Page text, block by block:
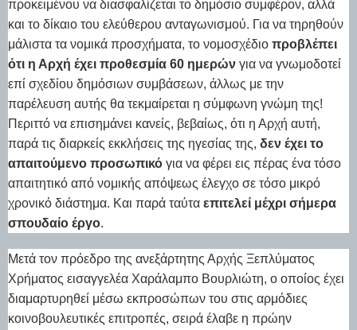
προκειμένου να διασφαλίζεται το δημόσιο συμφέρον, αλλά
και το δίκαιο του ελεύθερου ανταγωνισμού. Για να τηρηθούν
μάλιστα τα νομικά προσχήματα, το νομοσχέδιο προβλέπει
ότι η Αρχή έχει προθεσμία 60 ημερών για να γνωμοδοτεί
επί σχεδίου δημόσιων συμβάσεων, άλλως με την
παρέλευση αυτής θα τεκμαίρεται η σύμφωνη γνώμη της!
Περιττό να επισημάνει κανείς, βεβαίως, ότι η Αρχή αυτή,
παρά τις διαρκείς εκκλήσεις της ηγεσίας της, δεν έχει το
απαιτούμενο προσωπικό για να φέρει εις πέρας ένα τόσο
απαιτητικό από νομικής απόψεως έλεγχο σε τόσο μικρό
χρονικό διάστημα. Και παρά ταύτα επιτελεί μέχρι σήμερα
σπουδαίο έργο.
Μετά τον πρόεδρο της ανεξάρτητης Αρχής Ξεπλύματος
Χρήματος εισαγγελέα Χαράλαμπο Βουρλιώτη, ο οποίος έχει
διαμαρτυρηθεί μέσω εκπροσώπων του στις αρμόδιες
κοινοβουλευτικές επιτροπές, σειρά έλαβε η πρώην